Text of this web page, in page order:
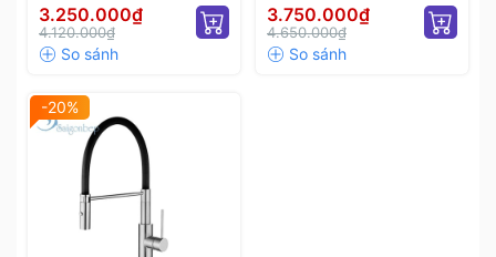
3.250.000₫
4.120.000₫
3.750.000₫
4.650.000₫
-20%